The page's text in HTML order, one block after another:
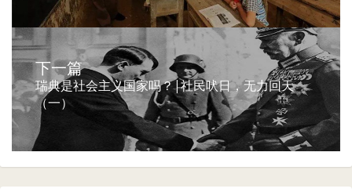
下一篇
瑞典是社会主义国家吗？|社民吠日，无力回天
（一）